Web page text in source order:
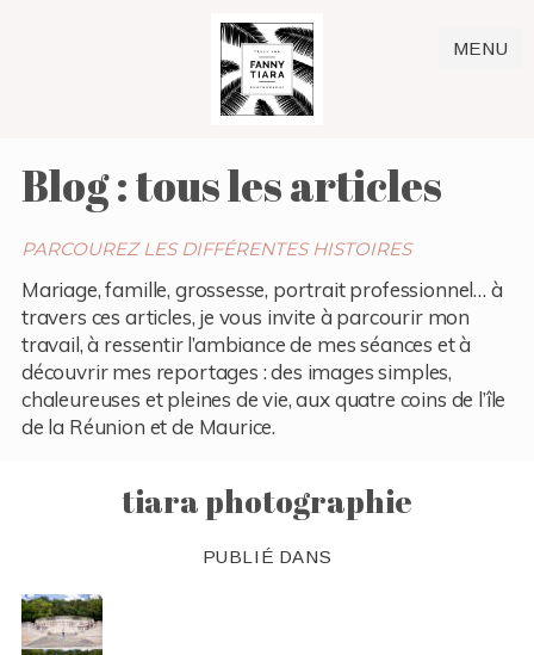
MENU
Blog : tous les articles
PARCOUREZ LES DIFFÉRENTES HISTOIRES
Mariage, famille, grossesse, portrait professionnel… à
travers ces articles, je vous invite à parcourir mon
travail, à ressentir l’ambiance de mes séances et à
découvrir mes reportages : des images simples,
chaleureuses et pleines de vie, aux quatre coins de l’île
de la Réunion et de Maurice.
tiara photographie
PUBLIÉ DANS